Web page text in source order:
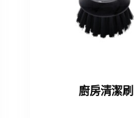
廚房清潔刷